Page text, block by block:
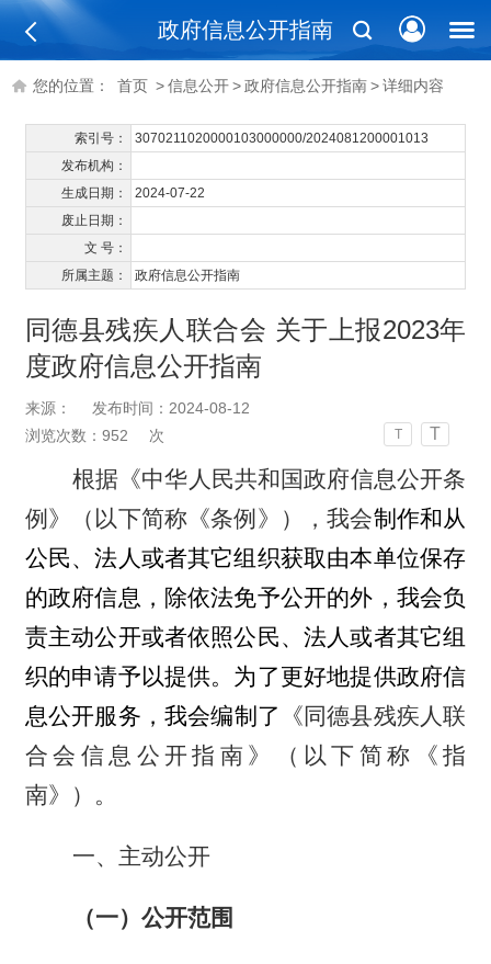
政府信息公开指南
您的位置： 首页 >信息公开>政府信息公开指南>详细内容
索引号：
3070211020000103000000/2024081200001013
发布机构：
生成日期：
2024-07-22
废止日期：
文 号：
所属主题：
政府信息公开指南
同德县残疾人联合会 关于上报2023年
度政府信息公开指南
来源：
发布时间：2024-08-12
浏览次数： 952 次 T T
根据《中华人民共和国政府信息公开条
例》（以下简称《条例》），我会制作和从
公民、法人或者其它组织获取由本单位保存
的政府信息，除依法免予公开的外， 我会负
责主动公开或者依照公民、法人或者其它组
织的申请予以提供。为了更好地提供政府信
息公开服务， 我会编制了 《同德县残疾人联
合会 信息公开指南》（以下简称《指
南》） 。
一、主动公开
（一）公开范围